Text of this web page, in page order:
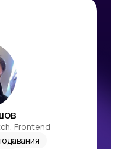
Frontend